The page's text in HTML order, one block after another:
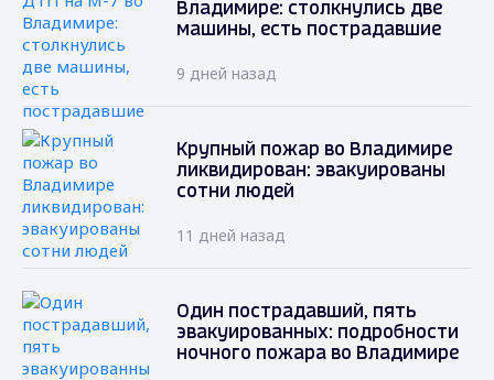
Владимире: столкнулись две
машины, есть пострадавшие
9 дней назад
Крупный пожар во Владимире
ликвидирован: эвакуированы
сотни людей
11 дней назад
Один пострадавший, пять
эвакуированных: подробности
ночного пожара во Владимире